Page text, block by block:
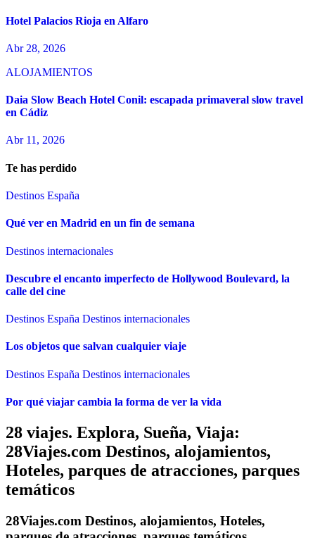
Hotel Palacios Rioja en Alfaro
Abr 28, 2026
ALOJAMIENTOS
Daia Slow Beach Hotel Conil: escapada primaveral slow travel
en Cádiz
Abr 11, 2026
Te has perdido
Destinos España
Qué ver en Madrid en un fin de semana
Destinos internacionales
Descubre el encanto imperfecto de Hollywood Boulevard, la
calle del cine
Destinos España Destinos internacionales
Los objetos que salvan cualquier viaje
Destinos España Destinos internacionales
Por qué viajar cambia la forma de ver la vida
28 viajes. Explora, Sueña, Viaja:
28Viajes.com Destinos, alojamientos,
Hoteles, parques de atracciones, parques
temáticos
28Viajes.com Destinos, alojamientos, Hoteles,